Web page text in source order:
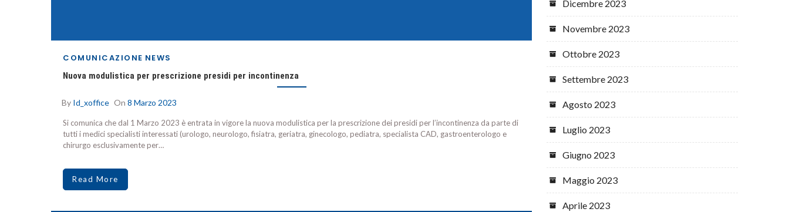
COMUNICAZIONE NEWS
Nuova modulistica per prescrizione presidi per incontinenza
By Id_xoffice On 8 Marzo 2023
Si comunica che dal 1 Marzo 2023 è entrata in vigore la nuova modulistica per la prescrizione dei presidi per l’incontinenza da parte di
tutti i medici specialisti interessati (urologo, neurologo, fisiatra, geriatra, ginecologo, pediatra, specialista CAD, gastroenterologo e
chirurgo esclusivamente per…
Read More
Dicembre 2023
Novembre 2023
Ottobre 2023
Settembre 2023
Agosto 2023
Luglio 2023
Giugno 2023
Maggio 2023
Aprile 2023